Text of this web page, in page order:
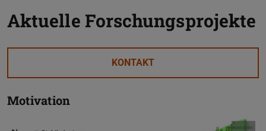
Aktuelle Forschungsprojekte
KONTAKT
Motivation